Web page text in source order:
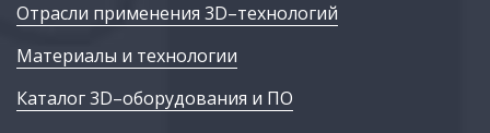
Отрасли применения 3D–технологий
Материалы и технологии
Каталог 3D–оборудования и ПО